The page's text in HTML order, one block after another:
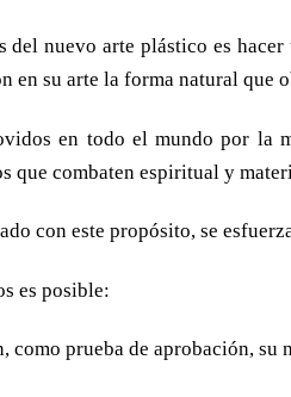
del nuevo arte plástico es
en su arte la forma natural que
en todo el mundo por la
que combaten espiritual y
con este propósito, se
es posible:
como prueba de aprobación,